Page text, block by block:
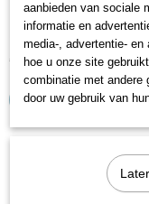
Metal Work 2L38010
€ 7,26 € 5,08
IN
aanbieden van sociale
informatie en
media-, advertentie-
hoe u onze site
combinatie met andere
door uw gebruik van